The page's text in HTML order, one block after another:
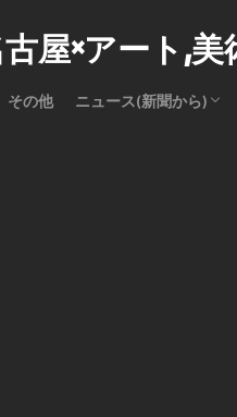
古屋×アート,
その他 ニュース(新聞から)